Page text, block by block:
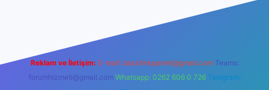
Reklam ve İletişim: E-mail: backlinkpaneli@gmail.com Teams:
forumhizmeti@gmail.com Whatsapp: 0262 606 0 726 Telegram: